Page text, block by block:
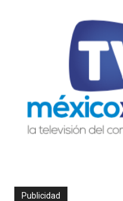
Publicidad